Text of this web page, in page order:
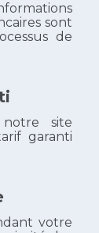
sont
de
site
garanti
votre